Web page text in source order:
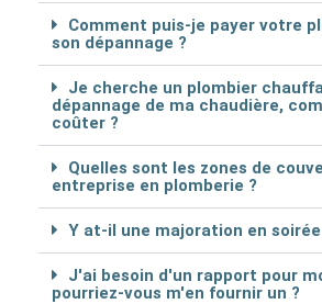
Comment puis-je payer votre
son dépannage ?
Je cherche un plombier
dépannage de ma chaudière,
coûter ?
Quelles sont les zones de
entreprise en plomberie ?
Y at-il une majoration en soirée
J'ai besoin d'un rapport pour
pourriez-vous m'en fournir un ?